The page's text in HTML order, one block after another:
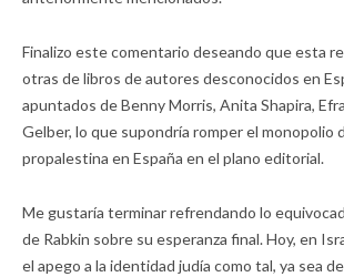
Finalizo este comentario deseando que esta
otras de libros de autores desconocidos en
apuntados de Benny Morris, Anita Shapira,
Gelber, lo que supondría romper el monopolio
propalestina en España en el plano editorial.
Me gustaría terminar refrendando lo
de Rabkin sobre su esperanza final. Hoy, en
el apego a la identidad judía como tal, ya sea